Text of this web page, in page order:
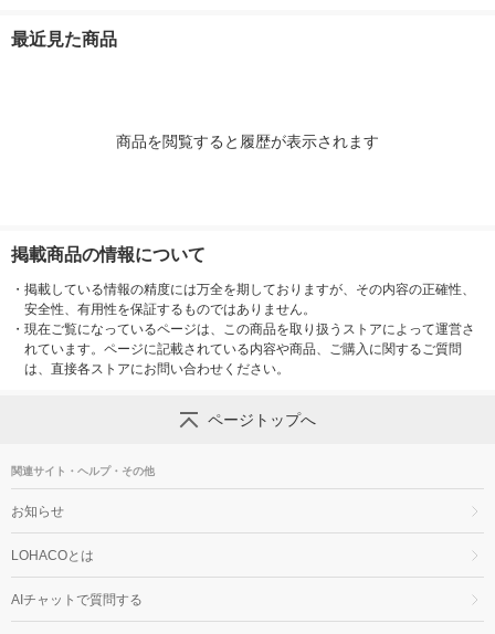
最近見た商品
商品を閲覧すると履歴が表示されます
掲載商品の情報について
・ 掲載している情報の精度には万全を期しておりますが、その内容の正確性、
安全性、有用性を保証するものではありません。
・ 現在ご覧になっているページは、この商品を取り扱うストアによって運営さ
れています。ページに記載されている内容や商品、ご購入に関するご質問
は、直接各ストアにお問い合わせください。
ページトップへ
関連サイト・ヘルプ・その他
お知らせ
LOHACOとは
AIチャットで質問する